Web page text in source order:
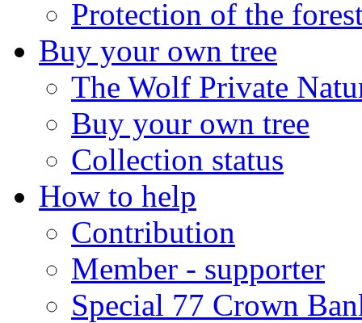
Protection of the
Buy your own tree
The Wolf Private
Buy your own tree
Collection status
How to help
Contribution
Member - supporter
Special 77 Crown